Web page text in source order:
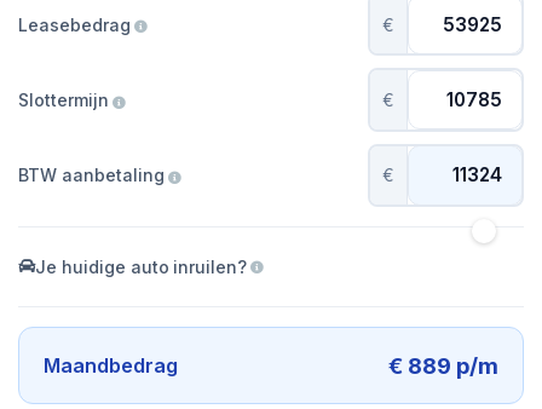
Leasebedrag €
Slottermijn €
BTW aanbetaling €
Je huidige auto inruilen?
Maandbedrag € 889 p/m